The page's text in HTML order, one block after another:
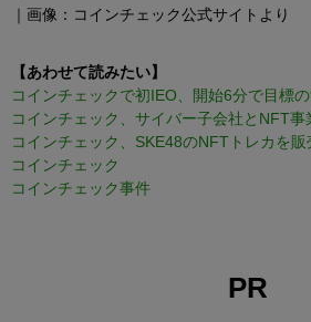
｜画像：コインチェック公式サイトより
【あわせて読みたい】
コインチェックで初IEO、開始6分で目標
コインチェック、サイバー子会社とNFT事
コインチェック、SKE48のNFTトレカを販
コインチェック
コインチェック事件
PR